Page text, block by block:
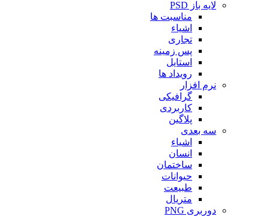
لایه باز PSD
مناسبت ها
اشیاء
تجاری
پس زمینه
استایل
رویداد ها
نرم افزار
گرافیکی
کاربردی
پلاگین
سه بعدی
اشیاء
انسان
ساختمان
حیوانات
طبیعت
متریال
دوربری PNG